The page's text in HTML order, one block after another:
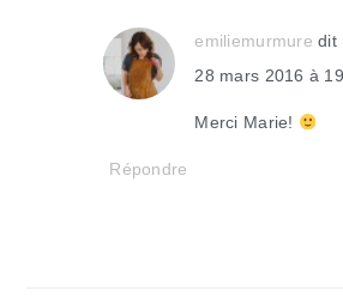
emiliemurmure dit
28 mars 2016 à
Merci Marie!
Répondre